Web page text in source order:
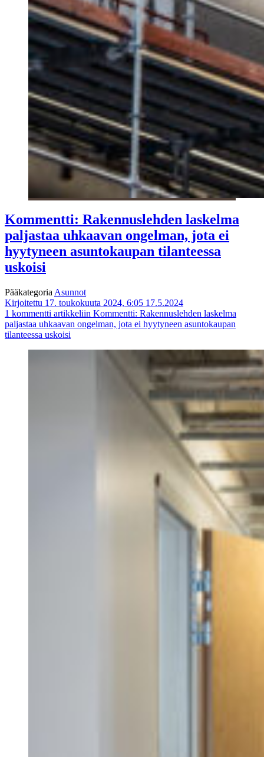
Kommentti: Rakennuslehden laskelma
paljastaa uhkaavan ongelman, jota ei
hyytyneen asuntokaupan tilanteessa
uskoisi
Pääkategoria Asunnot
Kirjoitettu 17. toukokuuta 2024, 6:05 17.5.2024
1 kommentti artikkeliin Kommentti: Rakennuslehden laskelma
paljastaa uhkaavan ongelman, jota ei hyytyneen asuntokaupan
tilanteessa uskoisi